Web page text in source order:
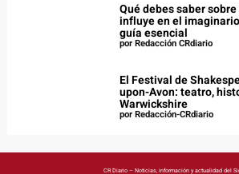
Qué debes saber
influye en el
guía esencial
por Redacción CRdiario
El Festival de
upon-Avon: teatro,
Warwickshire
por Redacción-CRdiario
CR Diario – Noticias, información y actualidad del